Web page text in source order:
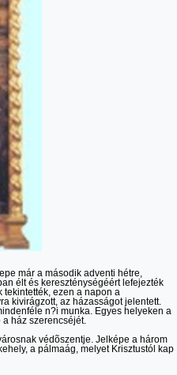
már a második adventi hétre,
élt és kereszténységéért lefejezték
ezen a napon a
kivirágzott, az házasságot jelentett.
n?i munka. Egyes helyeken a
ház szerencséjét.
védõszentje. Jelképe a három
a pálmaág, melyet Krisztustól kap